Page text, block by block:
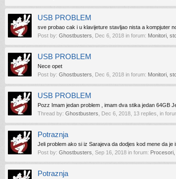
USB PROBLEM
sve probao cak i u klavijeture stavljao nista a kompjuter
Post by: Ghostbusters Dec 6, 2018 in forum: Monitori,
USB PROBLEM
Nece opet
Post by: Ghostbusters Dec 6, 2018 in forum: Monitori,
USB PROBLEM
Pozz Imam jedan problem , imam dva stika jedan 64GB
Thread by: Ghostbusters Dec 6, 2018 , 13 replies, in
Potraznja
Jeli problem ako si iz Sarajeva da dodjes kod mene da je
Post by: Ghostbusters Sep 16, 2018 in forum:
Potraznja